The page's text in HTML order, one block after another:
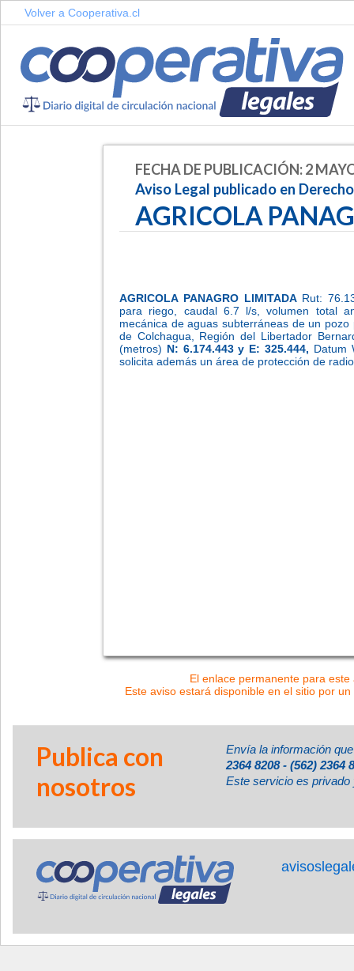
Volver a Cooperativa.cl
FECHA DE PUBLICACIÓN: 2
Aviso Legal publicado en
AGRICOLA
AGRICOLA PANAGRO LIMITADA Rut:
para riego, caudal 6.7 l/s, volumen total
mecánica de aguas subterráneas de un
de Colchagua, Región del Libertador
(metros) N: 6.174.443 y E: 325.444, Datum
solicita además un área de protección de
El enlace permanente para
Este aviso estará disponible en el sitio por
Publica con
nosotros
Envía la información
2364 8208 - (562) 2364
Este servicio es privado